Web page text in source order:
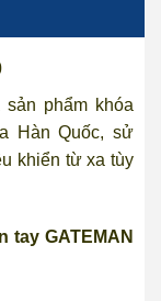
phẩm khóa
Hàn Quốc, sử
khiển từ xa tùy
tay GATEMAN